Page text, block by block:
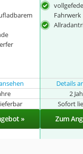
Fahrwerk
Details
2
Sofort
» Zum